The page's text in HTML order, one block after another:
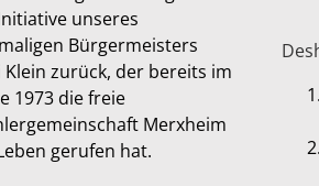
unseres
Bürgermeisters
Klein zurück, der bereits im
1973 die freie
Merxheim
gerufen hat.